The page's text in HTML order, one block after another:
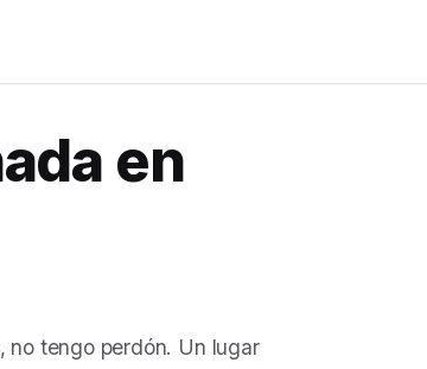
en
no tengo perdón. Un lugar